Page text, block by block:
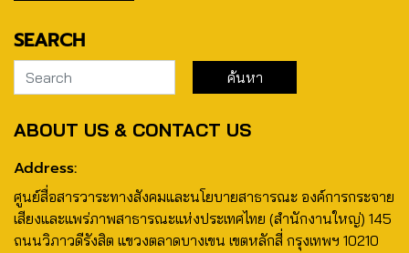
SEARCH
ABOUT US & CONTACT US
Address:
ศูนย์สื่อสารวาระทางสังคมและนโยบายสาธารณะ องค์การกระจาย
เสียงและแพร่ภาพสาธารณะแห่งประเทศไทย (สำนักงานใหญ่) 145
ถนนวิภาวดีรังสิต แขวงตลาดบางเขน เขตหลักสี่ กรุงเทพฯ 10210